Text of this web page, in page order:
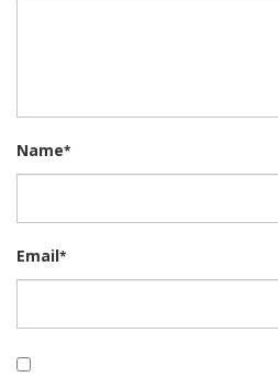
Name*
Email*